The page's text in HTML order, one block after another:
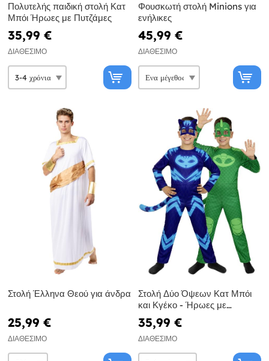
Πολυτελής παιδική στολή Κατ
Μπόι Ήρωες με Πυτζάμες
35,99 €
ΔΙΑΘΈΣΙΜΟ
Φουσκωτή στολή Minions για
ενήλικες
45,99 €
ΔΙΑΘΈΣΙΜΟ
Στολή Έλληνα Θεού για άνδρα
25,99 €
ΔΙΑΘΈΣΙΜΟ
Στολή Δύο Όψεων Κατ Μπόι
και Κγέκο - Ήρωες με
Πυτζάμες
35,99 €
ΔΙΑΘΈΣΙΜΟ